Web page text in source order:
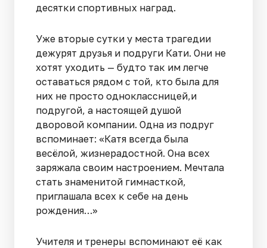
десятки спортивных наград.
Уже вторые сутки у места трагедии
дежурят друзья и подруги Кати. Они не
хотят уходить — будто так им легче
оставаться рядом с той, кто была для
них не просто одноклассницей,и
подругой, а настоящей душой
дворовой компании. Одна из подруг
вспоминает: «Катя всегда была
весёлой, жизнерадостной. Она всех
заряжала своим настроением. Мечтала
стать знаменитой гимнасткой,
приглашала всех к себе на день
рождения…»
Учителя и тренеры вспоминают её как